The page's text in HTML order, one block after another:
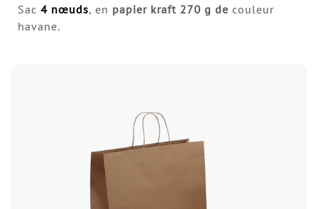
Sac 4 nœuds, en papier kraft 270 g de couleur
havane.